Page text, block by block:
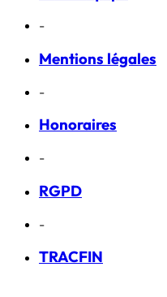
-
Mentions légales
-
Honoraires
-
RGPD
-
TRACFIN